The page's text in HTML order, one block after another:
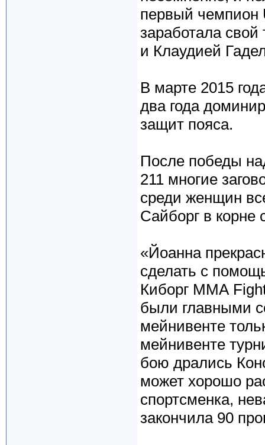
первый чемпион
заработала
и Клаудией
В марте 2015
два года
защит пояса.
После победы
211 многие
среди женщин
Сайборг в корне
«Йоанна
сделать с
Киборг ММА
были главными
мейнивенте
мейнивенте
бою дрались
может хорошо
спортсменка,
закончила 90